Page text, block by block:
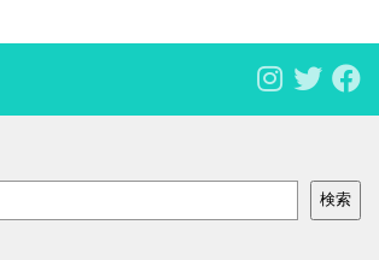
検索